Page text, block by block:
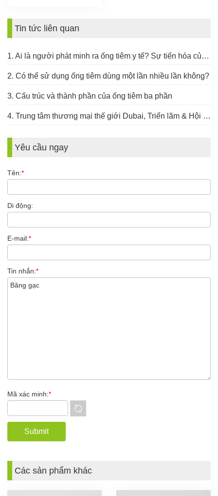
Tin tức liên quan
1. Ai là người phát minh ra ống tiêm y tế? Sự tiến hóa của ống tiêm như thế nào?
2. Có thể sử dụng ống tiêm dùng một lần nhiều lần không?
3. Cấu trúc và thành phần của ống tiêm ba phần
4. Trung tâm thương mại thế giới Dubai, Triển lãm & Hội nghị Y tế Ả Rập, 30 tháng 1 - 2 tháng 2 năm 2023
Yêu cầu ngay
Tên:*
Di động:
E-mail:*
Tin nhắn:*
Mã xác minh:*
Các sản phẩm khác